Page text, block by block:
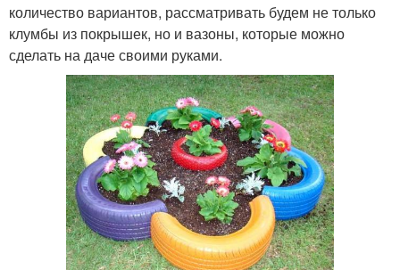
количество вариантов, рассматривать будем не только
клумбы из покрышек, но и вазоны, которые можно
сделать на даче своими руками.